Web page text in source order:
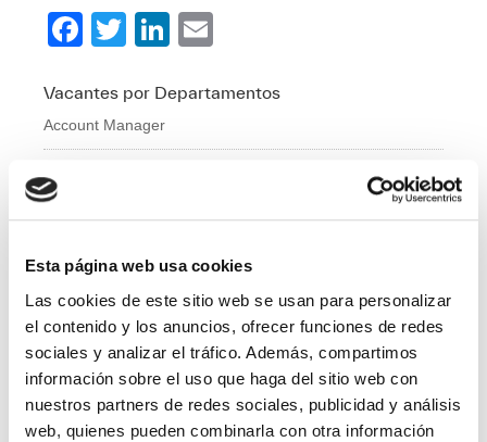
Esta página web usa cookies
Las cookies de este sitio web se usan para personalizar
el contenido y los anuncios, ofrecer funciones de redes
sociales y analizar el tráfico. Además, compartimos
información sobre el uso que haga del sitio web con
nuestros partners de redes sociales, publicidad y análisis
web, quienes pueden combinarla con otra información
F
c
e
k
T
tt
er
Li
k
ail
Vacantes por Departamentos
Account Manager
Administración y Finanzas
Calidad
Compras
IT
Logí­stica
Managed Services